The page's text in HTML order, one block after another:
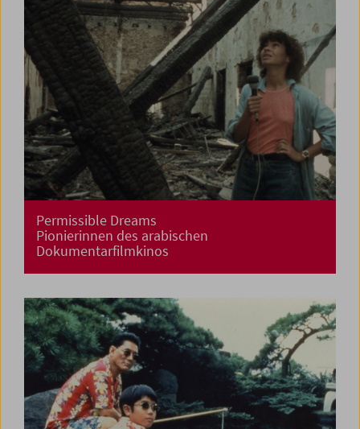
Permissible Dreams
Pionierinnen des arabischen
Dokumentarfilmkinos